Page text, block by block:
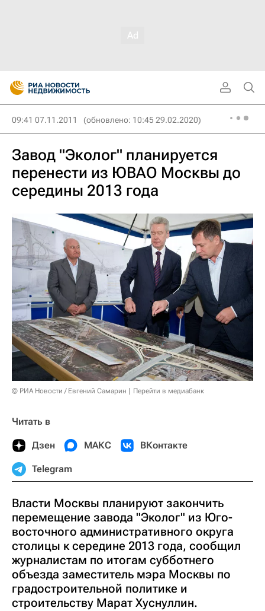
09:41 07.11.2011 (обновлено: 10:45 29.02.2020)
Завод "Эколог" планируется
перенести из ЮВАО Москвы до
середины 2013 года
© РИА Новости / Евгений Самарин Перейти в медиабанк
Читать в
Дзен МАКС ВКонтакте
Telegram
Власти Москвы планируют закончить
перемещение завода "Эколог" из Юго-
восточного административного округа
столицы к середине 2013 года, сообщил
журналистам по итогам субботнего
объезда заместитель мэра Москвы по
градостроительной политике и
строительству Марат Хуснуллин.